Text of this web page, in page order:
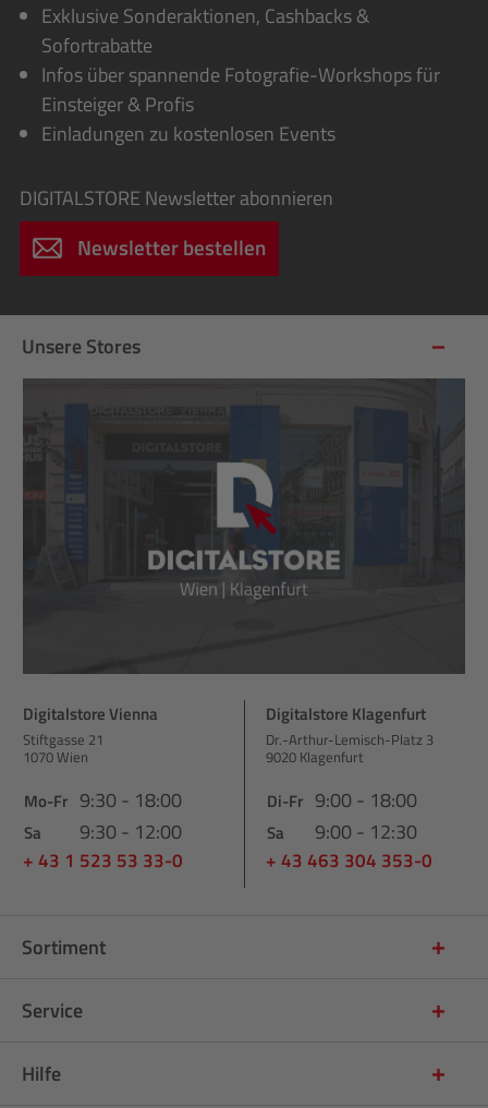
Exklusive Sonderaktionen, Cashbacks &
Sofortrabatte
Infos über spannende Fotografie-Workshops für
Einsteiger & Profis
Einladungen zu kostenlosen Events
DIGITALSTORE Newsletter abonnieren
Newsletter bestellen
Unsere Stores
Digitalstore Vienna
Stiftgasse 21
1070 Wien
Mo-Fr 9:30 - 18:00
Sa 9:30 - 12:00
+ 43 1 523 53 33-0
Digitalstore Klagenfurt
Dr.-Arthur-Lemisch-Platz 3
9020 Klagenfurt
Di-Fr 9:00 - 18:00
Sa 9:00 - 12:30
+ 43 463 304 353-0
Sortiment
Service
Hilfe